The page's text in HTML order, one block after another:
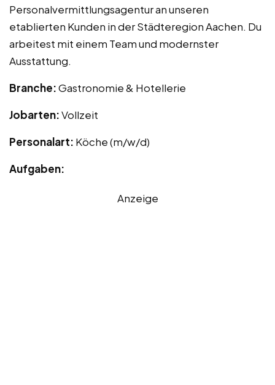
Personalvermittlungsagentur an unseren
etablierten Kunden in der Städteregion Aachen. Du
arbeitest mit einem Team und modernster
Ausstattung.
Branche:Gastronomie & Hotellerie
Jobarten:Vollzeit
Personalart: Köche (m/w/d)
Aufgaben:
Anzeige